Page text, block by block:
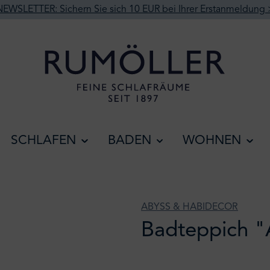
Sichern Sie sich 10 EUR bei Ihrer Erstanmeldung
SCHLAFEN BADEN WOHNEN
ABYSS & HABIDECOR
Badteppich